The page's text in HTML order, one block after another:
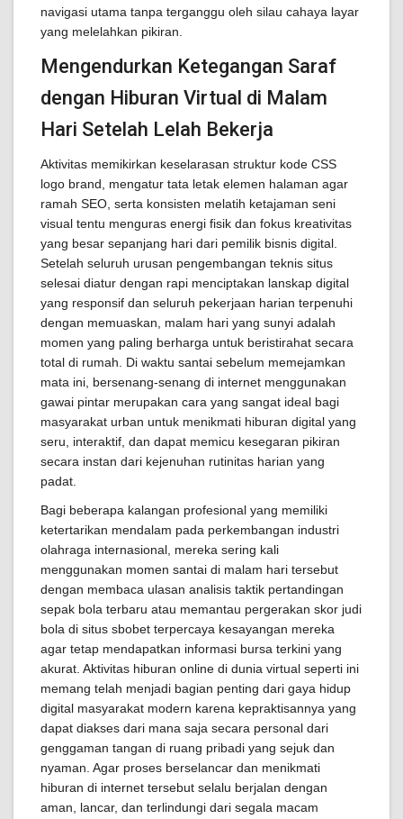
navigasi utama tanpa terganggu oleh silau cahaya layar
yang melelahkan pikiran.
Mengendurkan Ketegangan Saraf
dengan Hiburan Virtual di Malam
Hari Setelah Lelah Bekerja
Aktivitas memikirkan keselarasan struktur kode CSS
logo brand, mengatur tata letak elemen halaman agar
ramah SEO, serta konsisten melatih ketajaman seni
visual tentu menguras energi fisik dan fokus kreativitas
yang besar sepanjang hari dari pemilik bisnis digital.
Setelah seluruh urusan pengembangan teknis situs
selesai diatur dengan rapi menciptakan lanskap digital
yang responsif dan seluruh pekerjaan harian terpenuhi
dengan memuaskan, malam hari yang sunyi adalah
momen yang paling berharga untuk beristirahat secara
total di rumah. Di waktu santai sebelum memejamkan
mata ini, bersenang-senang di internet menggunakan
gawai pintar merupakan cara yang sangat ideal bagi
masyarakat urban untuk menikmati hiburan digital yang
seru, interaktif, dan dapat memicu kesegaran pikiran
secara instan dari kejenuhan rutinitas harian yang
padat.
Bagi beberapa kalangan profesional yang memiliki
ketertarikan mendalam pada perkembangan industri
olahraga internasional, mereka sering kali
menggunakan momen santai di malam hari tersebut
dengan membaca ulasan analisis taktik pertandingan
sepak bola terbaru atau memantau pergerakan skor judi
bola di situs sbobet terpercaya kesayangan mereka
agar tetap mendapatkan informasi bursa terkini yang
akurat. Aktivitas hiburan online di dunia virtual seperti ini
memang telah menjadi bagian penting dari gaya hidup
digital masyarakat modern karena kepraktisannya yang
dapat diakses dari mana saja secara personal dari
genggaman tangan di ruang pribadi yang sejuk dan
nyaman. Agar proses berselancar dan menikmati
hiburan di internet tersebut selalu berjalan dengan
aman, lancar, dan terlindungi dari segala macam